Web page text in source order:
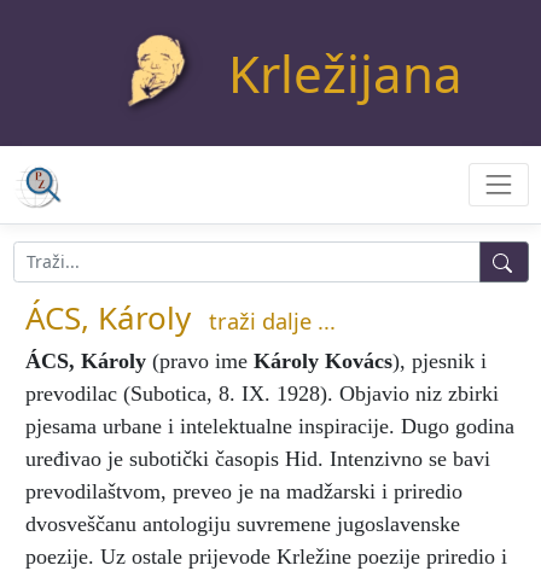
Krležijana
ÁCS, Károly traži dalje ...
ÁCS, Károly (pravo ime Károly Kovács), pjesnik i
prevodilac (Subotica, 8. IX. 1928). Objavio niz zbirki
pjesama urbane i intelektualne inspiracije. Dugo godina
uređivao je subotički časopis Hid. Intenzivno se bavi
prevodilaštvom, preveo je na madžarski i priredio
dvosveščanu antologiju suvremene jugoslavenske
poezije. Uz ostale prijevode Krležine poezije priredio i